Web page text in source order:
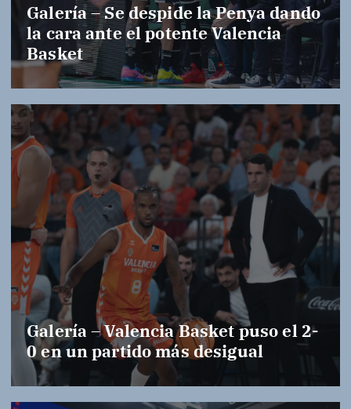
Galería – Se despide la Penya dando
la cara ante el potente Valencia
Basket
Galería – Valencia Basket puso el 2-
0 en un partido más desigual